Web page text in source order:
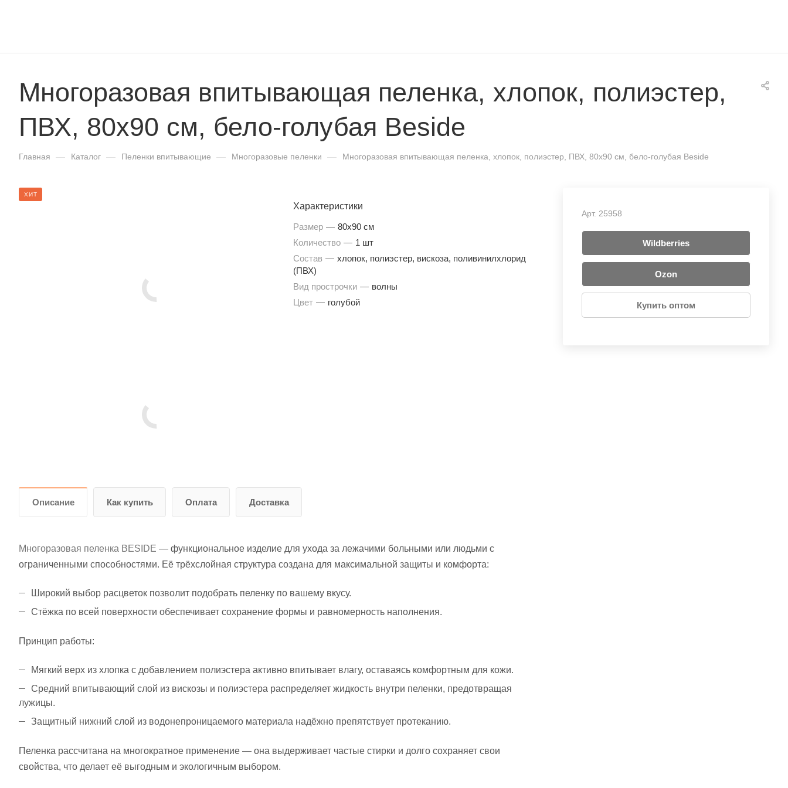
Многоразовая впитывающая пеленка, хлопок, полиэстер,
ПВХ, 80x90 см, бело-голубая Beside
Главная — Каталог — Пеленки впитывающие — Многоразовые пеленки — Многоразовая впитывающая пеленка, хлопок, полиэстер, ПВХ, 80x90 см, бело-голубая Beside
Арт. 25958
Wildberries
Ozon
Купить оптом
ХИТ
Характеристики
Размер — 80x90 см
Количество — 1 шт
Состав — хлопок, полиэстер, вискоза, поливинилхлорид
(ПВХ)
Вид прострочки — волны
Цвет — голубой
Описание Как купить Оплата Доставка
Многоразовая пеленка BESIDE — функциональное изделие для ухода за лежачими больными или людьми с
ограниченными способностями. Её трёхслойная структура создана для максимальной защиты и комфорта:
Широкий выбор расцветок позволит подобрать пеленку по вашему вкусу.
Стёжка по всей поверхности обеспечивает сохранение формы и равномерность наполнения.
Принцип работы:
Мягкий верх из хлопка с добавлением полиэстера активно впитывает влагу, оставаясь комфортным для кожи.
Средний впитывающий слой из вискозы и полиэстера распределяет жидкость внутри пеленки, предотвращая
лужицы.
Защитный нижний слой из водонепроницаемого материала надёжно препятствует протеканию.
Пеленка рассчитана на многократное применение — она выдерживает частые стирки и долго сохраняет свои
свойства, что делает её выгодным и экологичным выбором.